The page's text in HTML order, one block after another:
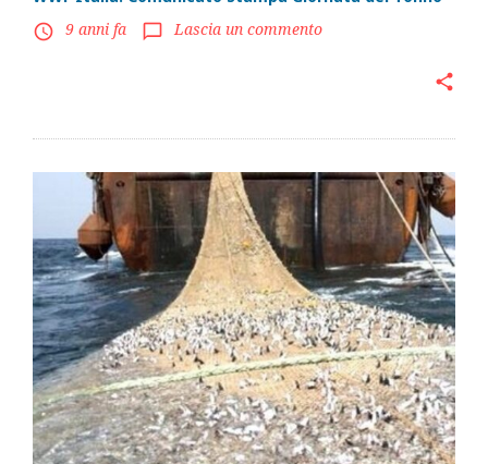
access_time 9 anni fa chat_bubble_outline Lascia un commento
share